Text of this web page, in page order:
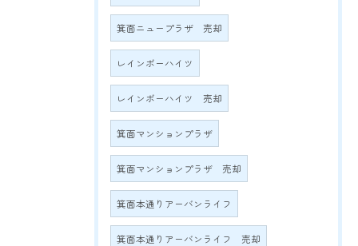
箕面ニュープラザ 売却
レインボーハイツ
レインボーハイツ 売却
箕面マンションプラザ
箕面マンションプラザ 売却
箕面本通りアーバンライフ
箕面本通りアーバンライフ 売却